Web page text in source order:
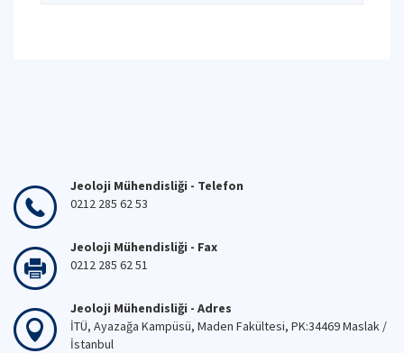
Jeoloji Mühendisliği - Telefon
0212 285 62 53
Jeoloji Mühendisliği - Fax
0212 285 62 51
Jeoloji Mühendisliği - Adres
İTÜ, Ayazağa Kampüsü, Maden Fakültesi, PK:34469 Maslak /
İstanbul